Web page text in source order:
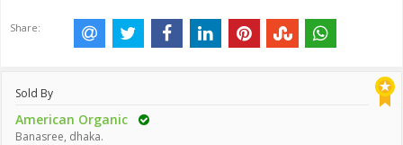
Share:
Sold By
American Organic
Banasree, dhaka.